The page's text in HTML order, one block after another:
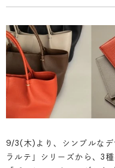
9/3(木)より、シンプルな
ラルテ」シリーズから、3